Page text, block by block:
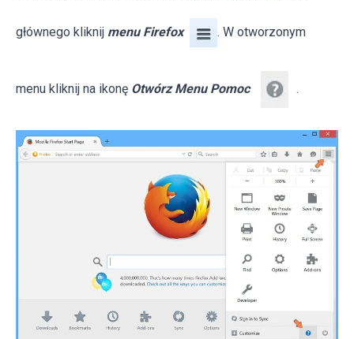
głównego kliknij menu Firefox . W otworzonym
menu kliknij na ikonę Otwórz Menu Pomoc .